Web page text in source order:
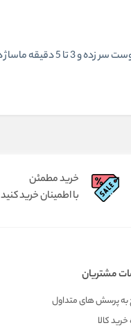
5 دقیقه ماساژ دهید.
خرید مطمئن
با اطمینان خرید کنید
مشتریان
به پرسش های متداول
کالا